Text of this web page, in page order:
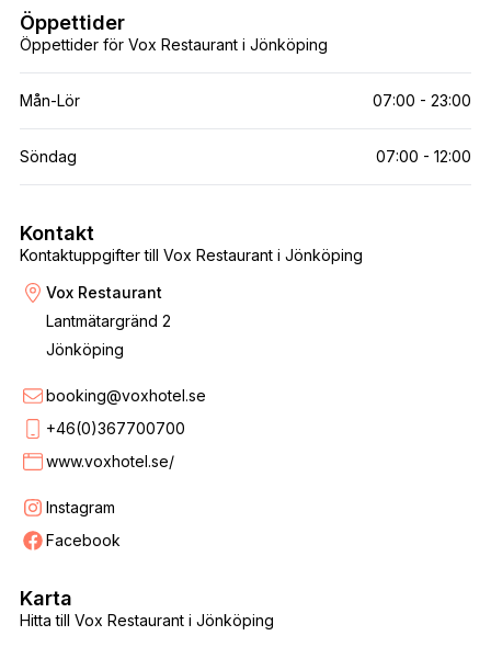
Öppettider för Vox Restaurant i Jönköping
Öppettider
Mån-Lör 07:00 - 23:00
Söndag 07:00 - 12:00
Kontaktuppgifter till Vox Restaurant i Jönköping
Kontakt
Vox Restaurant
Lantmätargränd 2
Jönköping
booking@voxhotel.se
+46(0)367700700
www.voxhotel.se/
Instagram
Facebook
Hitta till Vox Restaurant i Jönköping
Karta